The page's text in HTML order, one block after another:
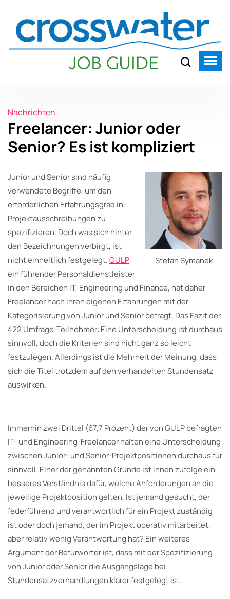
Nachrichten
Freelancer: Junior oder
Senior? Es ist kompliziert
Stefan Symanek
Junior und Senior sind häufig
verwendete Begriffe, um den
erforderlichen Erfahrungsgrad in
Projektausschreibungen zu
spezifizieren. Doch was sich hinter
den Bezeichnungen verbirgt, ist
nicht einheitlich festgelegt.GULP,
ein führender Personaldienstleister
in den Bereichen IT, Engineering und Finance, hat daher
Freelancer nach ihren eigenen Erfahrungen mit der
Kategorisierung von Junior und Senior befragt. Das Fazit der
422 Umfrage-Teilnehmer: Eine Unterscheidung ist durchaus
sinnvoll, doch die Kriterien sind nicht ganz so leicht
festzulegen. Allerdings ist die Mehrheit der Meinung, dass
sich die Titel trotzdem auf den verhandelten Stundensatz
auswirken.
Immerhin zwei Drittel (67,7 Prozent) der von GULP befragten
IT- und Engineering-Freelancer halten eine Unterscheidung
zwischen Junior- und Senior-Projektpositionen durchaus für
sinnvoll. Einer der genannten Gründe ist ihnen zufolge ein
besseres Verständnis dafür, welche Anforderungen an die
jeweilige Projektposition gelten. Ist jemand gesucht, der
federführend und verantwortlich für ein Projekt zuständig
ist oder doch jemand, der im Projekt operativ mitarbeitet,
aber relativ wenig Verantwortung hat? Ein weiteres
Argument der Befürworter ist, dass mit der Spezifizierung
von Junior oder Senior die Ausgangslage bei
Stundensatzverhandlungen klarer festgelegt ist.